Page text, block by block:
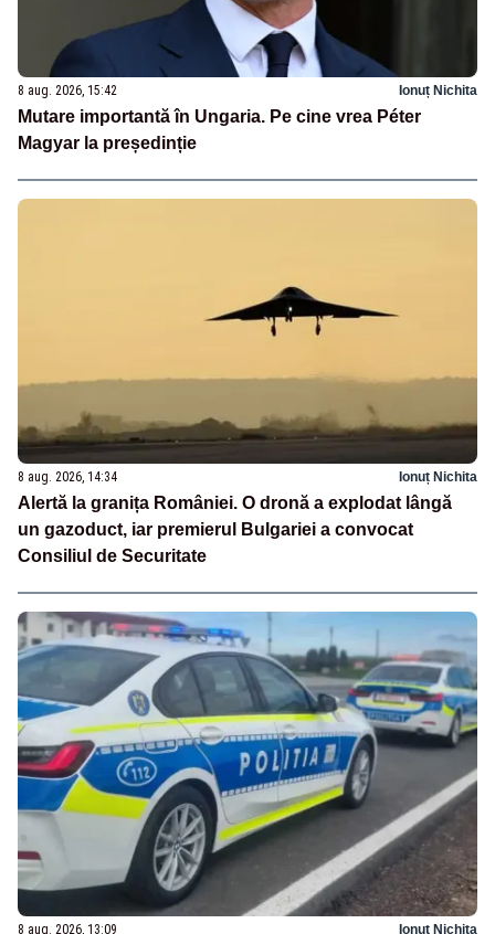
8 aug. 2026, 15:42 Ionuț Nichita
Mutare importantă în Ungaria. Pe cine vrea Péter
Magyar la președinție
8 aug. 2026, 14:34 Ionuț Nichita
Alertă la granița României. O dronă a explodat lângă
un gazoduct, iar premierul Bulgariei a convocat
Consiliul de Securitate
8 aug. 2026, 13:09 Ionuț Nichita